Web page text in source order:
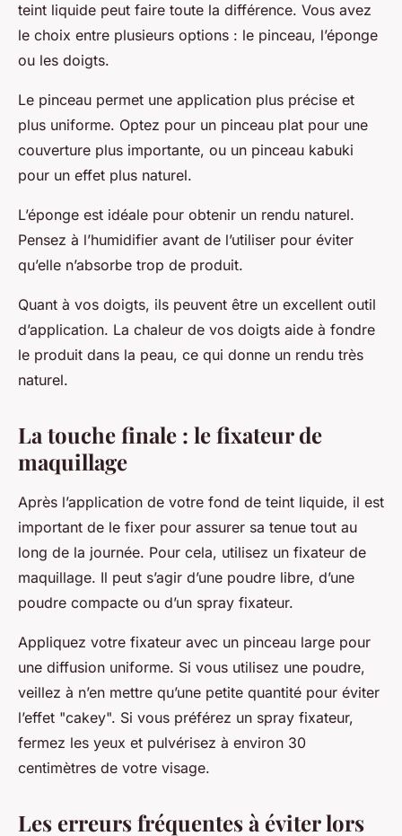
teint liquide peut faire toute la différence. Vous avez
le choix entre plusieurs options : le pinceau, l’éponge
ou les doigts.
Le pinceau permet une application plus précise et
plus uniforme. Optez pour un pinceau plat pour une
couverture plus importante, ou un pinceau kabuki
pour un effet plus naturel.
L’éponge est idéale pour obtenir un rendu naturel.
Pensez à l’humidifier avant de l’utiliser pour éviter
qu’elle n’absorbe trop de produit.
Quant à vos doigts, ils peuvent être un excellent outil
d’application. La chaleur de vos doigts aide à fondre
le produit dans la peau, ce qui donne un rendu très
naturel.
La touche finale : le fixateur de
maquillage
Après l’application de votre fond de teint liquide, il est
important de le fixer pour assurer sa tenue tout au
long de la journée. Pour cela, utilisez un fixateur de
maquillage. Il peut s’agir d’une poudre libre, d’une
poudre compacte ou d’un spray fixateur.
Appliquez votre fixateur avec un pinceau large pour
une diffusion uniforme. Si vous utilisez une poudre,
veillez à n’en mettre qu’une petite quantité pour éviter
l’effet "cakey". Si vous préférez un spray fixateur,
fermez les yeux et pulvérisez à environ 30
centimètres de votre visage.
Les erreurs fréquentes à éviter lors